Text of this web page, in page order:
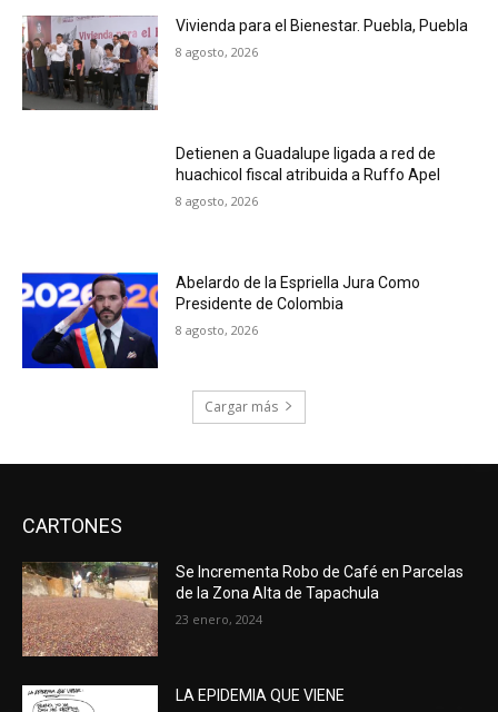
Vivienda para el Bienestar. Puebla, Puebla
8 agosto, 2026
Detienen a Guadalupe ligada a red de
huachicol fiscal atribuida a Ruffo Apel
8 agosto, 2026
Abelardo de la Espriella Jura Como
Presidente de Colombia
8 agosto, 2026
Cargar más
CARTONES
Se Incrementa Robo de Café en Parcelas
de la Zona Alta de Tapachula
23 enero, 2024
LA EPIDEMIA QUE VIENE